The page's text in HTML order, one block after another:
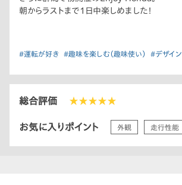
朝からラストまで1日中楽しめました！
#運転が好き #趣味を楽しむ（趣味使い） #デザイン
総合評価 ★★★★★
お気に入りポイント 外観 走行性能